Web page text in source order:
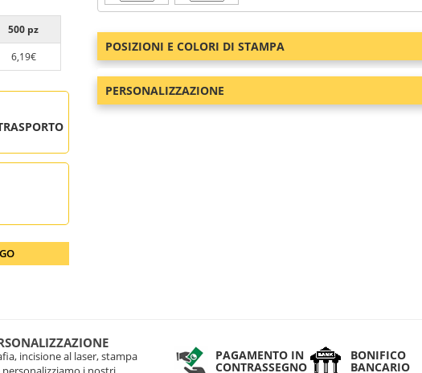
500 pz
6,19€
POSIZIONI E COLORI DI STAMPA
PERSONALIZZAZIONE
incisione al laser, stampa
PAGAMENTO IN
CONTRASSEGNO
BONIFICO
BANCARIO